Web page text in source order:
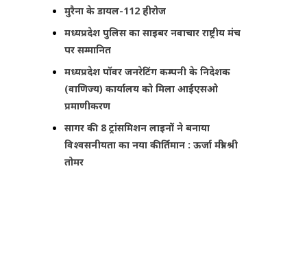
मुरैना के डायल-112 हीरोज
मध्यप्रदेश पुलिस का साइबर नवाचार राष्ट्रीय मंच
पर सम्मानित
मध्यप्रदेश पॉवर जनरेटिंग कम्पनी के निदेशक
(वाणिज्य) कार्यालय को मिला आईएसओ
प्रमाणीकरण
सागर की 8 ट्रांसमिशन लाइनों ने बनाया
विश्वसनीयता का नया कीर्तिमान : ऊर्जा मंत्री श्री
तोमर